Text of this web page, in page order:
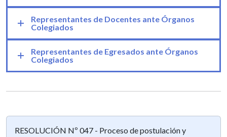
Representantes de Docentes ante Órganos
Colegiados
Representantes de Egresados ante Órganos
Colegiados
RESOLUCIÓN Nº 047 - Proceso de postulación y